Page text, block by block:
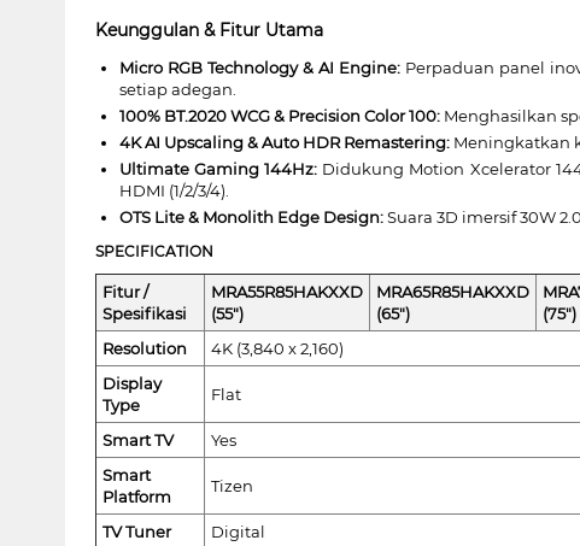
Keunggulan & Fitur Utama
Micro RGB Technology & AI Engine: Perpaduan panel
setiap adegan.
100% BT.2020 WCG & Precision Color 100:Menghasilkan
4K AI Upscaling & Auto HDR Remastering:Meningkatkan
Ultimate Gaming 144Hz: Didukung Motion Xcelerator
HDMI (1/2/3/4).
OTS Lite & Monolith Edge Design:Suara 3D imersif 30W
SPECIFICATION
Fitur /
Spesifikasi
MRA55R85HAKXXD
(55")
MRA65R85HAKXXD
(65")
(75")
Resolution
4K (3,840 x 2,160)
Display
Type
Flat
Smart TV
Yes
Smart
Platform
Tizen
TV Tuner
Digital